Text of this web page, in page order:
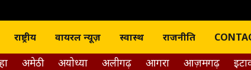
India
राष्ट्रीय वायरल न्यूज़ स्वास्थ राजनीति
अमेठी अयोध्या अलीगढ़ आगरा आज़मगढ़